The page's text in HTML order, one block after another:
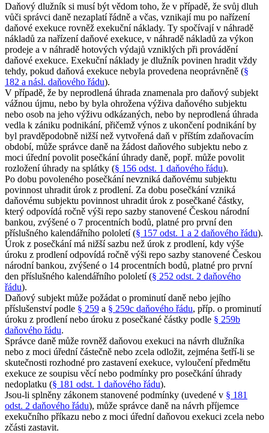
Daňový dlužník si musí být vědom toho, že v případě, že svůj dluh
vůči správci daně nezaplatí řádně a včas, vznikají mu po nařízení
daňové exekuce rovněž exekuční náklady. Ty spočívají v náhradě
nákladů za nařízení daňové exekuce, v náhradě nákladů za výkon
prodeje a v náhradě hotových výdajů vzniklých při provádění
daňové exekuce. Exekuční náklady je dlužník povinen hradit vždy
tehdy, pokud daňová exekuce nebyla provedena neoprávněně (§
182 a násl. daňového řádu).
V případě, že by neprodlená úhrada znamenala pro daňový subjekt
vážnou újmu, nebo by byla ohrožena výživa daňového subjektu
nebo osob na jeho výživu odkázaných, nebo by neprodlená úhrada
vedla k zániku podnikání, přičemž výnos z ukončení podnikání by
byl pravděpodobně nižší než vytvořená daň v příštím zdaňovacím
období, může správce daně na žádost daňového subjektu nebo z
moci úřední povolit posečkání úhrady daně, popř. může povolit
rozložení úhrady na splátky (§ 156 odst. 1 daňového řádu).
Po dobu povoleného posečkání nevzniká daňovému subjektu
povinnost uhradit úrok z prodlení. Za dobu posečkání vzniká
daňovému subjektu povinnost uhradit úrok z posečkané částky,
který odpovídá ročně výši repo sazby stanovené Českou národní
bankou, zvýšené o 7 procentních bodů, platné pro první den
příslušného kalendářního pololetí (§ 157 odst. 1 a 2 daňového řádu).
Úrok z posečkání má nižší sazbu než úrok z prodlení, kdy výše
úroku z prodlení odpovídá ročně výši repo sazby stanovené Českou
národní bankou, zvýšené o 14 procentních bodů, platné pro první
den příslušného kalendářního pololetí (§ 252 odst. 2 daňového
řádu).
Daňový subjekt může požádat o prominutí daně nebo jejího
příslušenství podle § 259 a § 259c daňového řádu, příp. o prominutí
úroku z prodlení nebo úroku z posečkané částky podle § 259b
daňového řádu.
Správce daně může rovněž daňovou exekuci na návrh dlužníka
nebo z moci úřední částečně nebo zcela odložit, zejména šetří-li se
skutečnosti rozhodné pro zastavení exekuce, vyloučení předmětu
exekuce ze soupisu věcí nebo podmínky pro posečkání úhrady
nedoplatku (§ 181 odst. 1 daňového řádu).
Jsou-li splněny zákonem stanovené podmínky (uvedené v § 181
odst. 2 daňového řádu), může správce daně na návrh příjemce
exekučního příkazu nebo z moci úřední daňovou exekuci zcela nebo
zčásti zastavit.